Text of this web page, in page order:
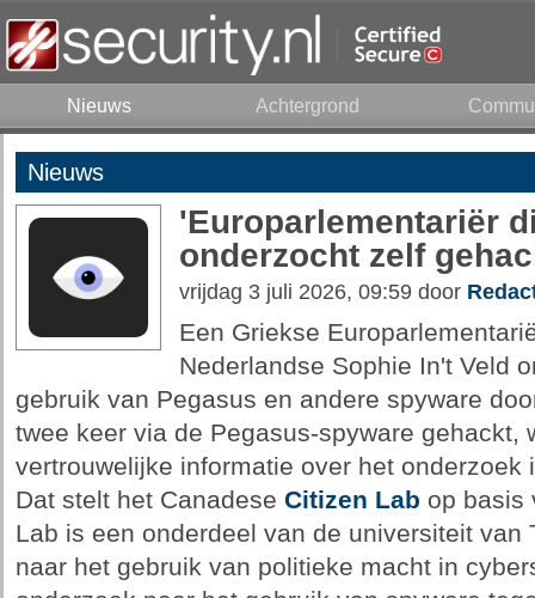
Nieuws Achtergrond
Nieuws
'Europarlementariër
onderzocht zelf
vrijdag 3 juli 2026, 09:59 door
Een Griekse
Nederlandse Sophie In't Veld
gebruik van Pegasus en andere spyware
twee keer via de Pegasus-spyware gehackt,
vertrouwelijke informatie over het onderzoek
Dat stelt het Canadese Citizen Lab op basis
Lab is een onderdeel van de universiteit van
naar het gebruik van politieke macht in